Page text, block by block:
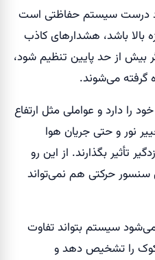
درست سیستم حفاظتی است
باشد، هشدارهای کاذب
بیش از حد پایین تنظیم شود،
گرفته می‌شوند.
را دارد و عواملی مثل ارتفاع
نور و حتی جریان هوا
تأثیر بگذارند. از این رو
حرکتی هم نمی‌تواند
سیستم بتواند تفاوت
را تشخیص دهد و